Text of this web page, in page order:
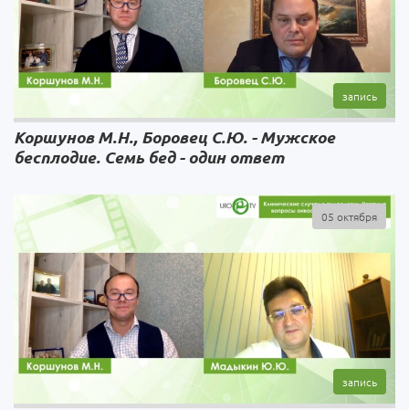
Коршунов М.Н., Боровец С.Ю. - Мужское
бесплодие. Семь бед - один ответ
05 октября